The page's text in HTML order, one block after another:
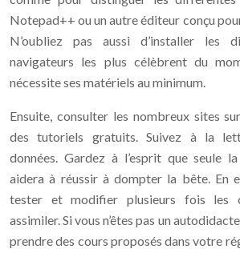
Notepad++ ou un autre éditeur conçu
N’oubliez pas aussi d’installer les
navigateurs les plus célèbrent du
nécessite ses matériels au minimum.
Ensuite, consulter les nombreux sites
des tutoriels gratuits. Suivez à la
données. Gardez à l’esprit que seule
aidera à réussir à dompter la bête. En
tester et modifier plusieurs fois les
assimiler. Si vous n’êtes pas un
prendre des cours proposés dans votre